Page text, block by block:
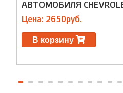
АВТОМОБИЛЯ
Цена: 2650руб.
В корзину